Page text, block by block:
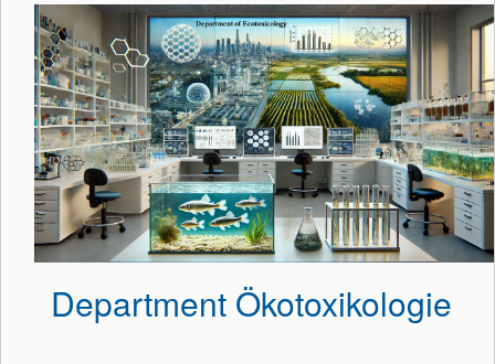
Department Ökotoxikologie